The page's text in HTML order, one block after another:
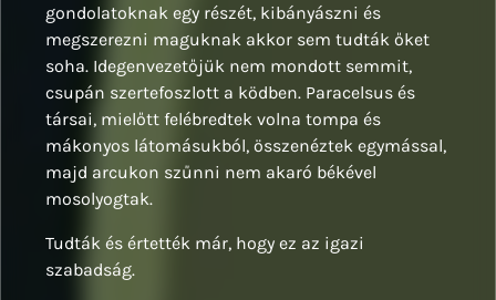
gondolatoknak egy részét, kibányászni és
megszerezni maguknak akkor sem tudták őket
soha. Idegenvezetőjük nem mondott semmit,
csupán szertefoszlott a ködben. Paracelsus és
társai, mielőtt felébredtek volna tompa és
mákonyos látomásukból, összenéztek egymással,
majd arcukon szűnni nem akaró békével
mosolyogtak.
Tudták és értették már, hogy ez az igazi
szabadság.